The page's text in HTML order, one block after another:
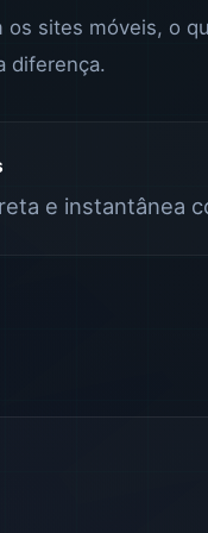
sites móveis, o
diferença.
e instantânea